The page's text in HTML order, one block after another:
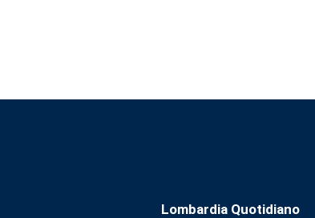
Lombardia Quotidiano